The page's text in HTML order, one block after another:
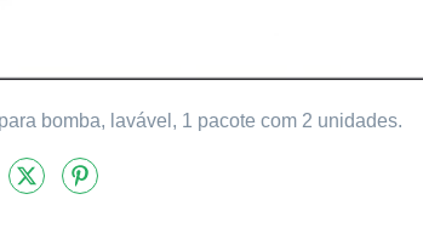
bomba, lavável, 1 pacote com 2 unidades.